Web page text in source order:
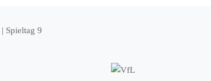
| Spieltag 9